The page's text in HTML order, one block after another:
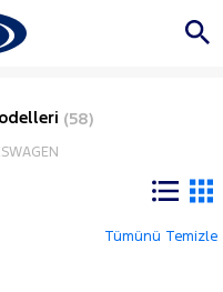
(58)
Tümünü Temizle